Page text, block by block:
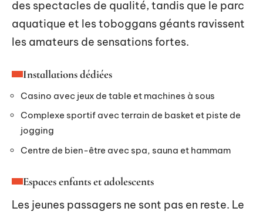
des spectacles de qualité, tandis que le parc
aquatique et les toboggans géants ravissent
les amateurs de sensations fortes.
Installations dédiées
Casino avec jeux de table et machines à sous
Complexe sportif avec terrain de basket et piste de
jogging
Centre de bien-être avec spa, sauna et hammam
Espaces enfants et adolescents
Les jeunes passagers ne sont pas en reste. Le